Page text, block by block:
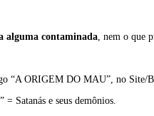
alguma contaminada, nem o que
“A ORIGEM DO MAU”, no Site/
= Satanás e seus demônios.